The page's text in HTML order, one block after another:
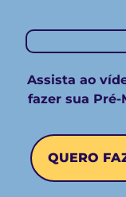
Assista ao
fazer sua
QUERO